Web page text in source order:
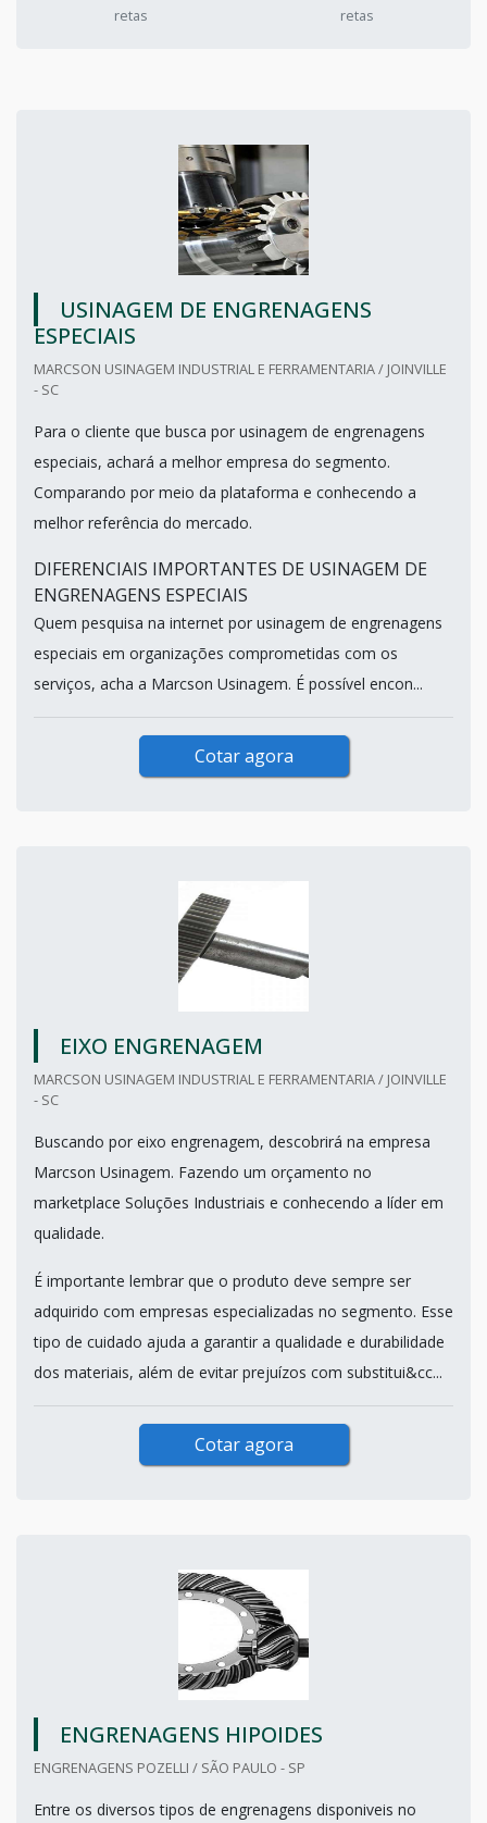
retas
retas
USINAGEM DE ENGRENAGENS
ESPECIAIS
MARCSON USINAGEM INDUSTRIAL E FERRAMENTARIA / JOINVILLE
- SC
Para o cliente que busca por usinagem de engrenagens
especiais, achará a melhor empresa do segmento.
Comparando por meio da plataforma e conhecendo a
melhor referência do mercado.
DIFERENCIAIS IMPORTANTES DE USINAGEM DE
ENGRENAGENS ESPECIAIS
Quem pesquisa na internet por usinagem de engrenagens
especiais em organizações comprometidas com os
serviços, acha a Marcson Usinagem. É possível encon...
Cotar agora
EIXO ENGRENAGEM
MARCSON USINAGEM INDUSTRIAL E FERRAMENTARIA / JOINVILLE
- SC
Buscando por eixo engrenagem, descobrirá na empresa
Marcson Usinagem. Fazendo um orçamento no
marketplace Soluções Industriais e conhecendo a líder em
qualidade.
É importante lembrar que o produto deve sempre ser
adquirido com empresas especializadas no segmento. Esse
tipo de cuidado ajuda a garantir a qualidade e durabilidade
dos materiais, além de evitar prejuízos com substitui&cc...
Cotar agora
ENGRENAGENS HIPOIDES
ENGRENAGENS POZELLI / SÃO PAULO - SP
Entre os diversos tipos de engrenagens disponiveis no